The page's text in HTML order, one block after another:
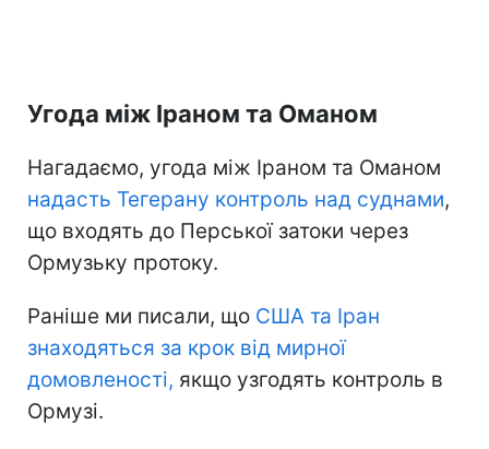
Угода між Іраном та Оманом
Нагадаємо, угода між Іраном та Оманом
надасть Тегерану контроль над суднами,
що входять до Перської затоки через
Ормузьку протоку.
Раніше ми писали, що США та Іран
знаходяться за крок від мирної
домовленості, якщо узгодять контроль в
Ормузі.